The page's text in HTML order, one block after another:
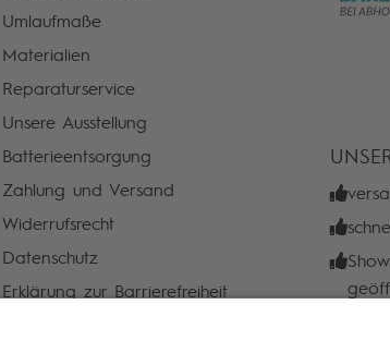
Umlaufmaße
Materialien
Reparaturservice
Unsere Ausstellung
Batterieentsorgung
Zahlung und Versand
Widerrufsrecht
Datenschutz
Erklärung zur Barrierefreiheit